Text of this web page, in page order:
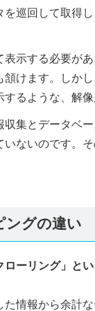
巡回して取得
示する必要が
けます。しか
るような、解
集とデータベ
ないのです。
ングの違い
ーリング」と
情報から余計